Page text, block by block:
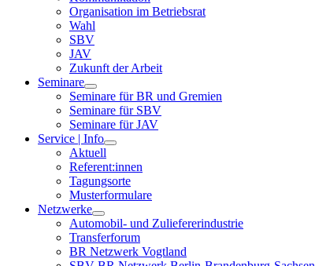
Organisation im Betriebsrat
Wahl
SBV
JAV
Zukunft der Arbeit
Seminare
Seminare für BR und Gremien
Seminare für SBV
Seminare für JAV
Service | Info
Aktuell
Referent:innen
Tagungsorte
Musterformulare
Netzwerke
Automobil- und Zuliefererindustrie
Transferforum
BR Netzwerk Vogtland